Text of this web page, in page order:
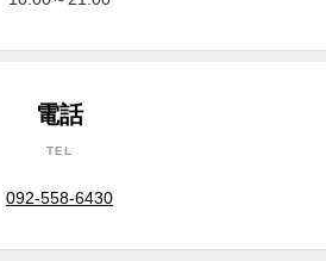
電話
TEL
092-558-6430